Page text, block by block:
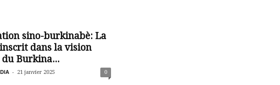
sino-burkinabè: La
dans la vision
du Burkina...
- 21 janvier 2025 0